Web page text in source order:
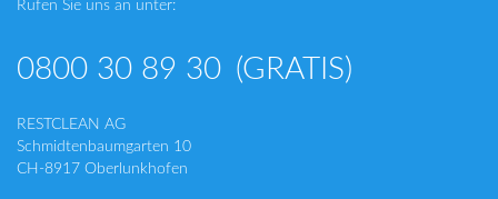
Rufen Sie uns an unter:
0800 30 89 30 (GRATIS)
RESTCLEAN AG
Schmidtenbaumgarten 10
CH-8917 Oberlunkhofen